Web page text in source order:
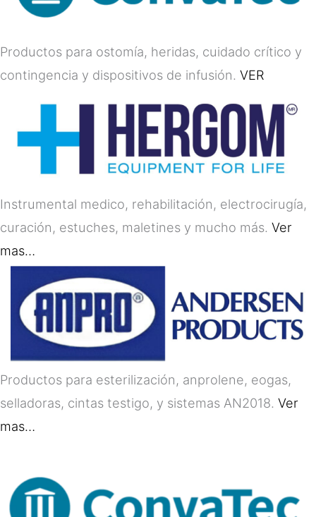
Productos para ostomía, heridas, cuidado crítico y
contingencia y dispositivos de infusión. VER
Instrumental medico, rehabilitación, electrocirugía,
curación, estuches, maletines y mucho más. Ver
mas…
Productos para esterilización, anprolene, eogas,
selladoras, cintas testigo, y sistemas AN2018. Ver
mas…